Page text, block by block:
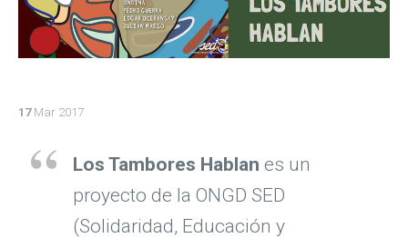
17 Mar 2017
Los Tambores Hablan es un
proyecto de la ONGD SED
(Solidaridad, Educación y